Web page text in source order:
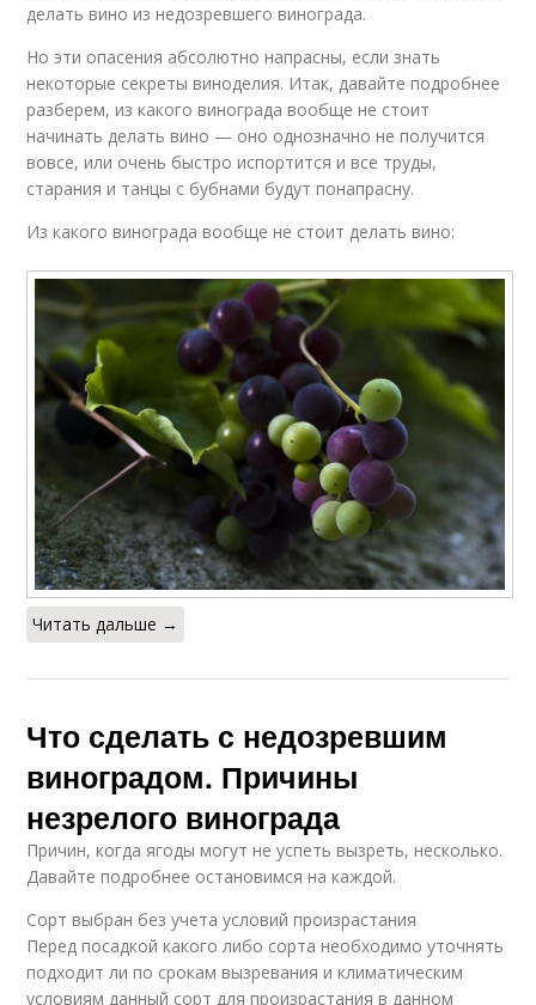
делать вино из недозревшего винограда.
Но эти опасения абсолютно напрасны, если знать
некоторые секреты виноделия. Итак, давайте подробнее
разберем, из какого винограда вообще не стоит
начинать делать вино — оно однозначно не получится
вовсе, или очень быстро испортится и все труды,
старания и танцы с бубнами будут понапрасну.
Из какого винограда вообще не стоит делать вино:
Читать дальше →
Что сделать с недозревшим
виноградом. Причины
незрелого винограда
Причин, когда ягоды могут не успеть вызреть, несколько.
Давайте подробнее остановимся на каждой.
Сорт выбран без учета условий произрастания
Перед посадкой какого либо сорта необходимо уточнять
подходит ли по срокам вызревания и климатическим
условиям данный сорт для произрастания в данном